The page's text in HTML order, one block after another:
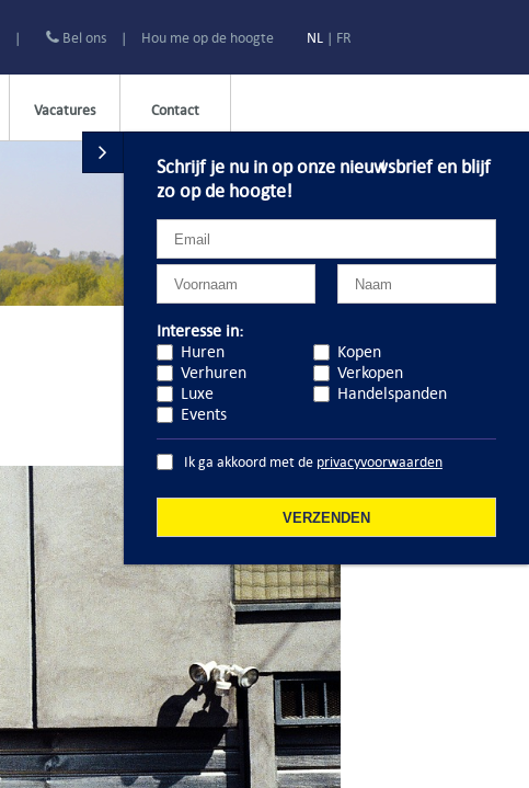
NL | FR
| Bel ons | Hou me op de hoogte
Vacatures Contact
Schrijf je nu in op onze nieuwsbrief en blijf
zo op de hoogte!
Interesse in:
Huren
Kopen
Verhuren
Verkopen
Luxe
Handelspanden
Events
Ik ga akkoord met de privacyvoorwaarden